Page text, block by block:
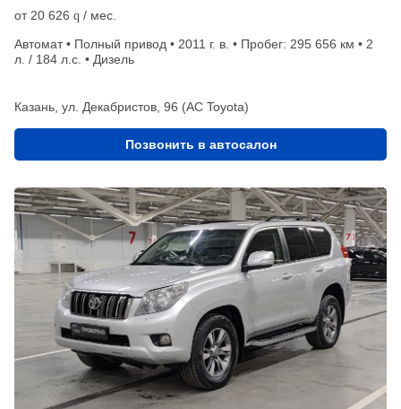
от 20 626 q / мес.
Автомат • Полный привод • 2011 г. в. • Пробег: 295 656 км • 2
л. / 184 л.с. • Дизель
Казань, ул. Декабристов, 96 (АС Toyota)
Позвонить в автосалон